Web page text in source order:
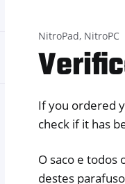
navigation of
navigation of
navigation of Ubuntu
navigation of
NitroPad, NitroPC
If you ordered
check if it has
O saco e todos
destes